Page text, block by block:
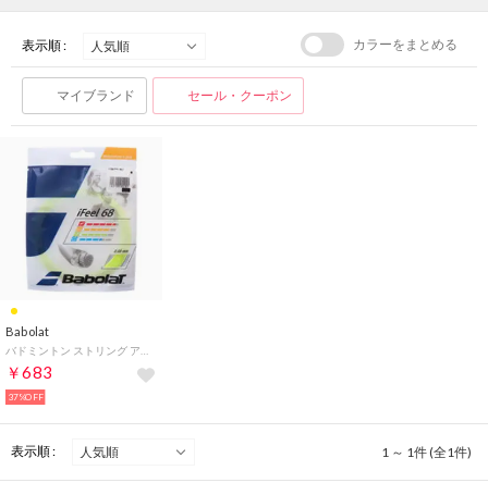
表示順 : カラーをまとめる
マイブランド セール・クーポン
Babolat
￥683
37%OFF
表示順 : 1 ～ 1件 (全1件)